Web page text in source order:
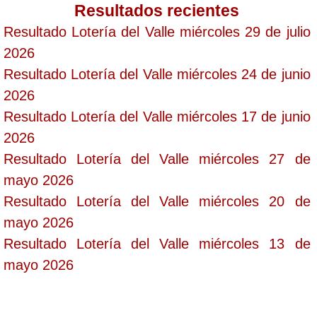
Resultados recientes
Resultado Lotería del Valle miércoles 29 de julio
2026
Resultado Lotería del Valle miércoles 24 de junio
2026
Resultado Lotería del Valle miércoles 17 de junio
2026
Resultado Lotería del Valle miércoles 27 de
mayo 2026
Resultado Lotería del Valle miércoles 20 de
mayo 2026
Resultado Lotería del Valle miércoles 13 de
mayo 2026